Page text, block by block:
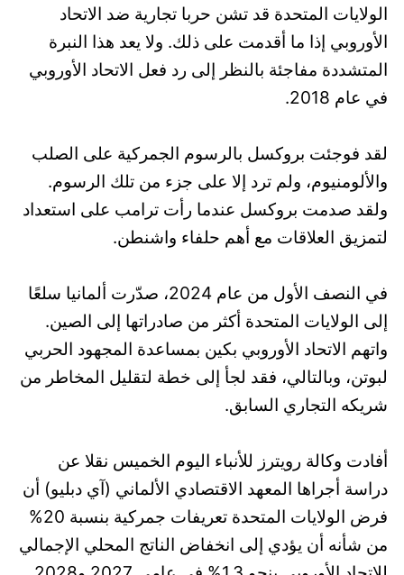
الولايات المتحدة قد تشن حربا تجارية ضد الاتحاد
الأوروبي إذا ما أقدمت على ذلك. ولا يعد هذا النبرة
المتشددة مفاجئة بالنظر إلى رد فعل الاتحاد الأوروبي
في عام 2018.
لقد فوجئت بروكسل بالرسوم الجمركية على الصلب
والألومنيوم، ولم ترد إلا على جزء من تلك الرسوم.
ولقد صدمت بروكسل عندما رأت ترامب على استعداد
لتمزيق العلاقات مع أهم حلفاء واشنطن.
في النصف الأول من عام 2024، صدّرت ألمانيا سلعًا
إلى الولايات المتحدة أكثر من صادراتها إلى الصين.
واتهم الاتحاد الأوروبي بكين بمساعدة المجهود الحربي
لبوتن، وبالتالي، فقد لجأ إلى خطة لتقليل المخاطر من
شريكه التجاري السابق.
أفادت وكالة رويترز للأنباء اليوم الخميس نقلا عن
دراسة أجراها المعهد الاقتصادي الألماني (آي دبليو) أن
فرض الولايات المتحدة تعريفات جمركية بنسبة 20%
من شأنه أن يؤدي إلى انخفاض الناتج المحلي الإجمالي